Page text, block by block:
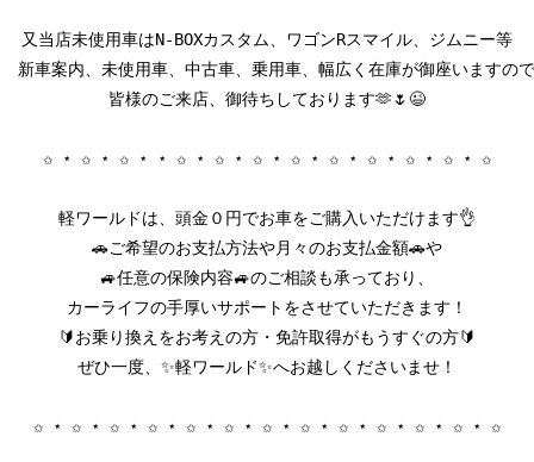
又当店未使用車はN-BOXカスタム、ワゴンRスマイル、ジムニー等
新車案内、未使用車、中古車、乗用車、幅広く在庫が御座いますので
皆様のご来店、御待ちしております🫶🌷😉
✩ ⋆ ✩ ⋆ ✩ ⋆ ⋆ ✩ ⋆ ✩ ⋆ ✩ ⋆ ✩ ⋆ ✩ ⋆ ✩ ⋆ ✩ ⋆ ✩ ⋆ ✩
軽ワールドは、頭金０円でお車をご購入いただけます👌
🚗ご希望のお支払方法や月々のお支払金額🚗や
🚙任意の保険内容🚙のご相談も承っており、
カーライフの手厚いサポートをさせていただきます！
🔰お乗り換えをお考えの方・免許取得がもうすぐの方🔰
ぜひ一度、✨軽ワールド✨へお越しくださいませ！
✩ ⋆ ✩ ⋆ ✩ ⋆ ✩ ⋆ ✩ ⋆ ✩ ⋆ ✩ ⋆ ✩ ⋆ ✩ ⋆ ✩ ⋆ ✩ ⋆ ✩ ⋆ ✩